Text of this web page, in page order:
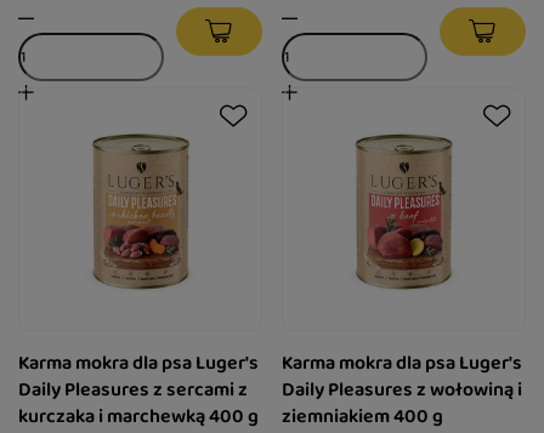
Karma mokra dla psa Luger's
Daily Pleasures z sercami z
kurczaka i marchewką 400 g
Karma mokra dla psa Luger's
Daily Pleasures z wołowiną i
ziemniakiem 400 g